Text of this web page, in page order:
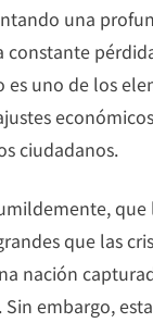
una
constante
es uno de los
ciudadanos.
que las
nación
embargo,